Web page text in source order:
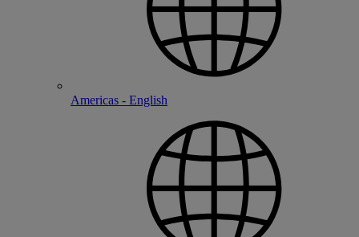
Americas - English